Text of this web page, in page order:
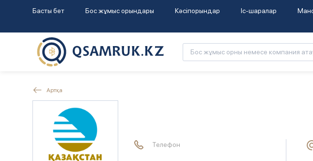
Басты бет Бос жұмыс орындары Кәсіпорындар Іс-шаралар
Артқа
Телефон